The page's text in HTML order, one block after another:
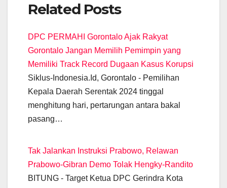
c
e
b
o
o
k
at
s
A
p
p
e
gr
a
m
ail
er e
n
g
er
dI
n
n
Related Posts
DPC PERMAHI Gorontalo Ajak Rakyat
Gorontalo Jangan Memilih Pemimpin yang
Memiliki Track Record Dugaan Kasus Korupsi
Siklus-Indonesia.Id, Gorontalo - Pemilihan
Kepala Daerah Serentak 2024 tinggal
menghitung hari, pertarungan antara bakal
pasang…
Tak Jalankan Instruksi Prabowo, Relawan
Prabowo-Gibran Demo Tolak Hengky-Randito
BITUNG - Target Ketua DPC Gerindra Kota